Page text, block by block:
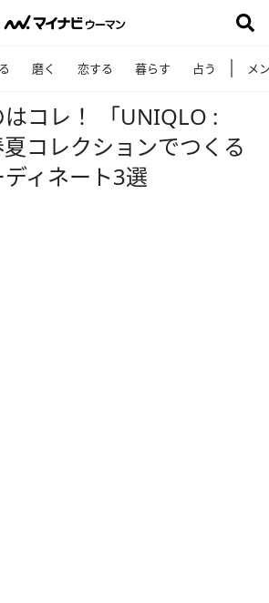
磨く 恋する 暮らす 占う メ
コレ！ 「UNIQLO :
コレクションでつくる
ィネート3選